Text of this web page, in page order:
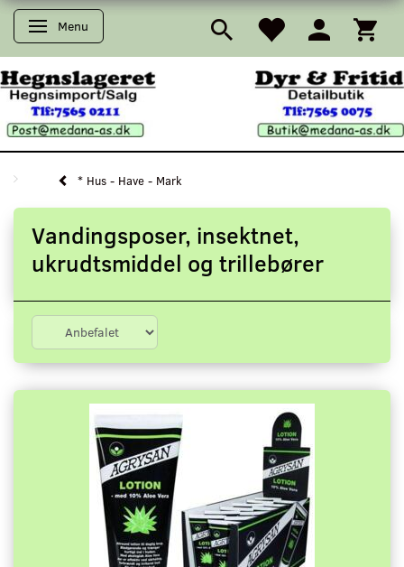
Skifte navigation
Menu
* Hus - Have - Mark
Vandingsposer, insektnet,
ukrudtsmiddel og trillebører